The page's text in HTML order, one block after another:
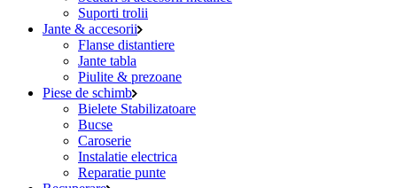
Suporti trolii
Jante & accesorii
Flanse distantiere
Jante tabla
Piulite & prezoane
Piese de schimb
Bielete Stabilizatoare
Bucse
Caroserie
Instalatie electrica
Reparatie punte